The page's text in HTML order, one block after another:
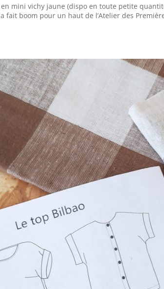
en mini vichy jaune (dispo en toute petite
boom pour un haut de l’Atelier des